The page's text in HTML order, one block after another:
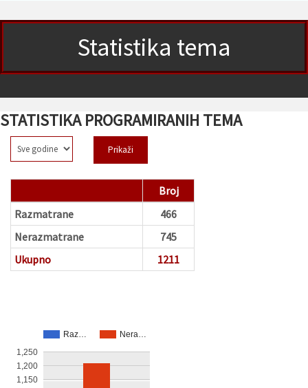
Statistika tema
STATISTIKA PROGRAMIRANIH TEMA
Broj
Ukupno 1211
Razmatrane
466
Nerazmatrane
745
Raz… Nera…
1,150
1,200
1,250